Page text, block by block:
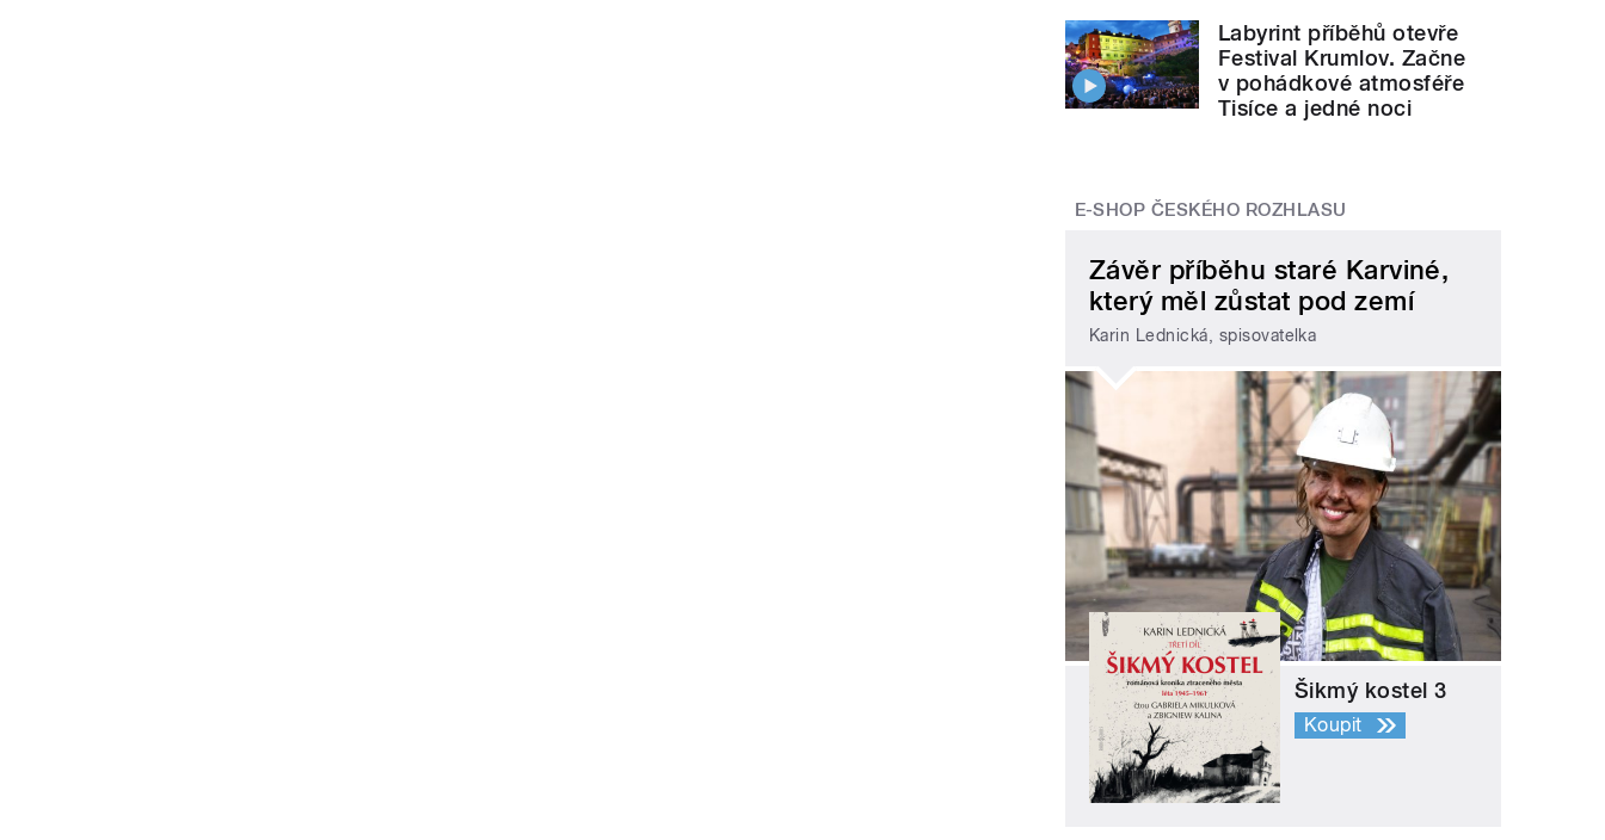
Labyrint příběhů otevře
Festival Krumlov. Začne
v pohádkové atmosféře
Tisíce a jedné noci
E-SHOP ČESKÉHO ROZHLASU
Závěr příběhu staré Karviné,
který měl zůstat pod zemí
Karin Lednická, spisovatelka
Šikmý kostel 3
Koupit